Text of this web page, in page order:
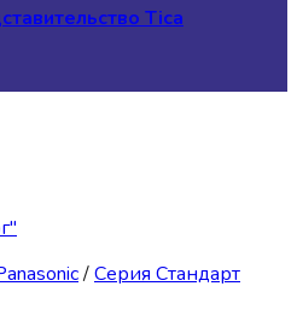
Tica
/Серия Стандарт